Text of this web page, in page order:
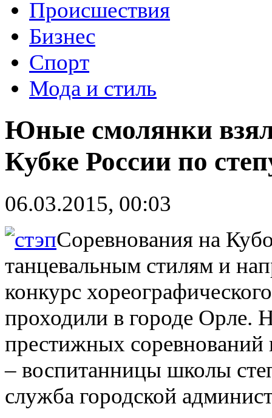
Происшествия
Бизнес
Спорт
Мода и стиль
Юные смолянки
Кубке России по
06.03.2015, 00:03
Соревнования на
танцевальным стилям и
конкурс
проходили в городе Орле.
престижных соревнований
– воспитанницы школы
служба городской